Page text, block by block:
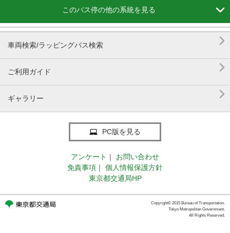
このバス停の他の系統を見る 
車両検索/ラッピングバス検索 
ご利用ガイド 
ギャラリー 
PC版を見る
アンケート ｜
お問い合わせ
免責事項 ｜
個人情報保護方針
東京都交通局HP
Copyright© 2015 Bureau of Transportation.
Tokyo Metropolitan Government.
All Rights Reserved.